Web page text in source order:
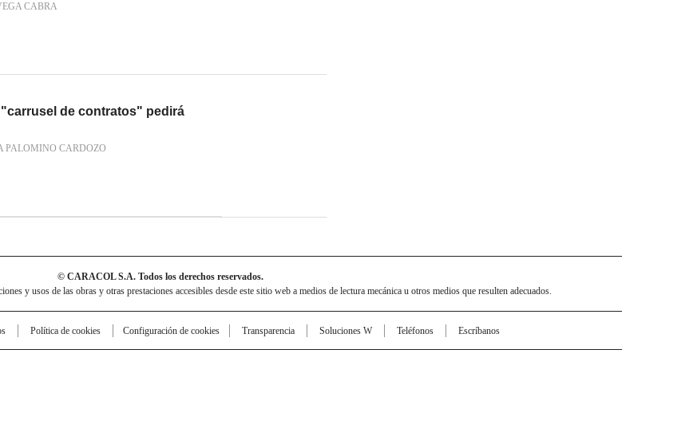
CABRA
de contratos" pedirá
PALOMINO CARDOZO
© CARACOL S.A. Todos los derechos reservados.
y usos de las obras y otras prestaciones accesibles desde este sitio web a medios de lectura mecánica u otros medios que resulten adecuados.
Política de cookies Configuración de cookies Transparencia Soluciones W Teléfonos Escríbanos